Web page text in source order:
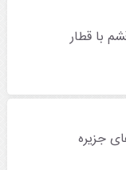
با قطار
جزیره